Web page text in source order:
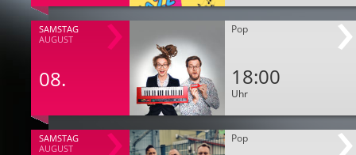
SAMSTAG
AUGUST
08.
Pop
18:00
Uhr
SAMSTAG
AUGUST
Pop